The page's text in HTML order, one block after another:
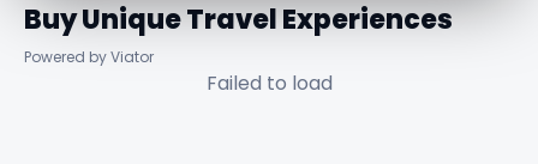
Buy Unique Travel Experiences
Powered by Viator
Failed to load